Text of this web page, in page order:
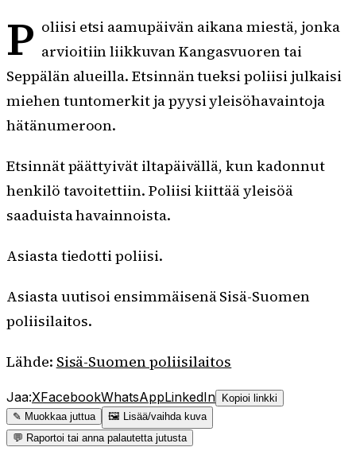
P oliisi etsi aamupäivän aikana miestä, jonka
arvioitiin liikkuvan Kangasvuoren tai
Seppälän alueilla. Etsinnän tueksi poliisi julkaisi
miehen tuntomerkit ja pyysi yleisöhavaintoja
hätänumeroon.
Etsinnät päättyivät iltapäivällä, kun kadonnut
henkilö tavoitettiin. Poliisi kiittää yleisöä
saaduista havainnoista.
Asiasta tiedotti poliisi.
Asiasta uutisoi ensimmäisenä Sisä-Suomen
poliisilaitos.
Lähde: Sisä-Suomen poliisilaitos
Jaa:XFacebookWhatsAppLinkedIn
Kopioi linkki
✎ Muokkaa juttua
🖼 Lisää/vaihda kuva
💬 Raportoi tai anna palautetta jutusta